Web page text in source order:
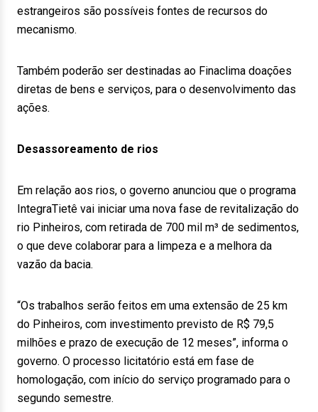
estrangeiros são possíveis fontes de recursos do
mecanismo.
Também poderão ser destinadas ao Finaclima doações
diretas de bens e serviços, para o desenvolvimento das
ações.
Desassoreamento de rios
Em relação aos rios, o governo anunciou que o programa
IntegraTietê vai iniciar uma nova fase de revitalização do
rio Pinheiros, com retirada de 700 mil m³ de sedimentos,
o que deve colaborar para a limpeza e a melhora da
vazão da bacia.
“Os trabalhos serão feitos em uma extensão de 25 km
do Pinheiros, com investimento previsto de R$ 79,5
milhões e prazo de execução de 12 meses”, informa o
governo. O processo licitatório está em fase de
homologação, com início do serviço programado para o
segundo semestre.